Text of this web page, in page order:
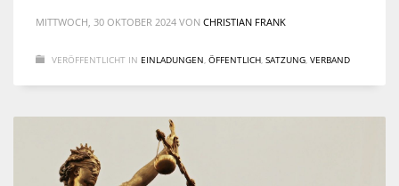
MITTWOCH, 30 OKTOBER 2024 VON CHRISTIAN FRANK
VERÖFFENTLICHT IN EINLADUNGEN, ÖFFENTLICH, SATZUNG, VERBAND